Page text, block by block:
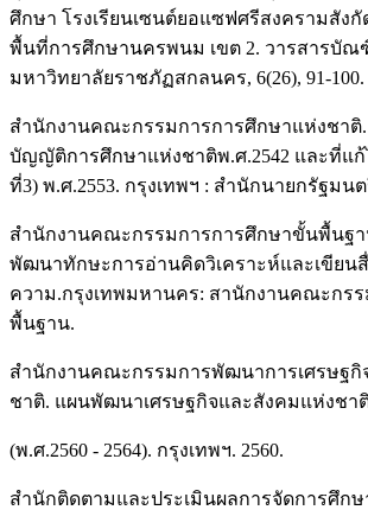
ศึกษา โรงเรียนเซนต์ยอแซฟศรีสงครามสัง
พื้นที่การศึกษานครพนม เขต 2. วารสารบัณ
มหาวิทยาลัยราชภัฏสกลนคร, 6(26), 91-100.
สำนักงานคณะกรรมการการศึกษาแห่งชาติ.
บัญญัติการศึกษาแห่งชาติพ.ศ.2542 และที่แก้
ที่3) พ.ศ.2553. กรุงเทพฯ : สำนักนายกรัฐมนต
สำนักงานคณะกรรมการการศึกษาขั้นพื้นฐา
พัฒนาทักษะการอ่านคิดวิเคราะห์และเขียน
ความ.กรุงเทพมหานคร: สานักงานคณะกร
พื้นฐาน.
สำนักงานคณะกรรมการพัฒนาการเศรษฐกิ
ชาติ. แผนพัฒนาเศรษฐกิจและสังคมแห่งชา
(พ.ศ.2560 - 2564). กรุงเทพฯ. 2560.
สำนักติดตามและประเมินผลการจัดการศึก